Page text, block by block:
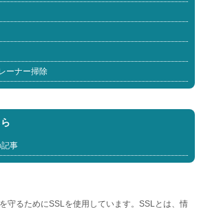
ーナー掃除
事
守るためにSSLを使用しています。SSLとは、情